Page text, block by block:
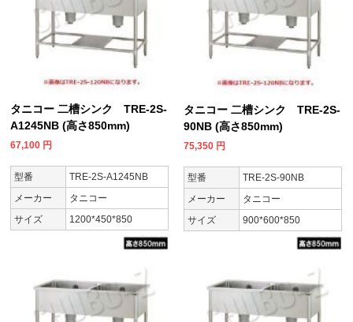
タニコー 二槽シンク TRE-2S-
A1245NB (高さ850mm)
67,100 円
型番
TRE-2S-A1245NB
メーカー
タニコー
サイズ
1200*450*850
タニコー 二槽シンク TRE-2S-
90NB (高さ850mm)
75,350 円
型番
TRE-2S-90NB
メーカー
タニコー
サイズ
900*600*850